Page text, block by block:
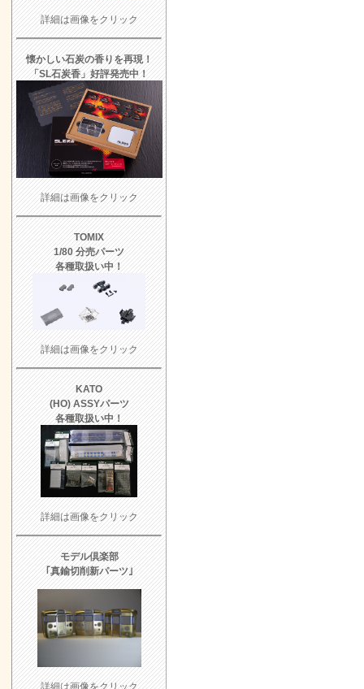
詳細は画像をクリック
懐かしい石炭の香りを再現！
「SL石炭香」好評発売中！
詳細は画像をクリック
TOMIX
1/80 分売パーツ
各種取扱い中！
詳細は画像をクリック
KATO
(HO) ASSYパーツ
各種取扱い中！
詳細は画像をクリック
モデル倶楽部
｢真鍮切削新パーツ｣
詳細は画像をクリック